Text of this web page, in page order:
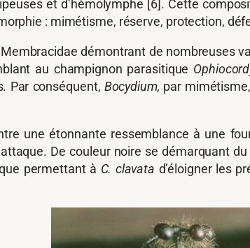
et d’hémolymphe [6]. Cette
: mimétisme, réserve, protection,
démontrant de nombreuses
au champignon parasitique
Par conséquent, Bocydium, par
une étonnante ressemblance à une
De couleur noire se démarquant
permettant à C. clavata d’éloigner les